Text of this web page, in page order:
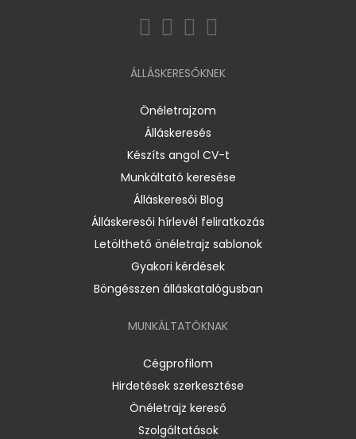
ÁLLÁSKERESŐKNEK
Önéletrajzom
Álláskeresés
Készíts angol CV-t
Munkáltató keresése
Álláskeresői Blog
Álláskeresői hírlevél feliratkozás
Letölthető önéletrajz sablonok
Gyakori kérdések
Böngésszen álláskatalógusban
MUNKÁLTATÓKNAK
Cégprofilom
Hirdetések szerkesztése
Önéletrajz kereső
Szolgáltatások